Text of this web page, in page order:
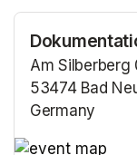
Am Silberberg
53474 Bad
Germany